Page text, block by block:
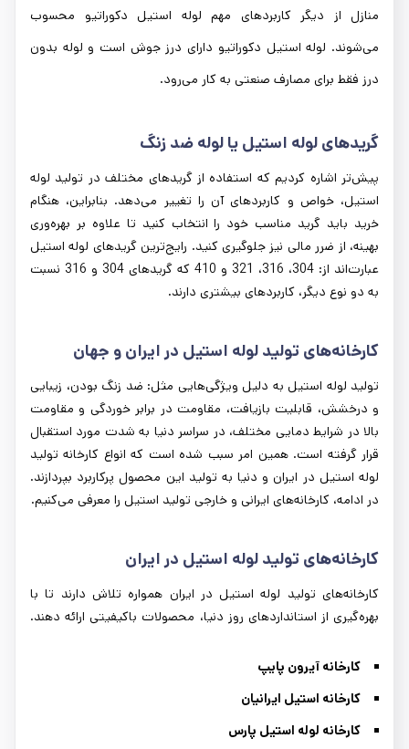
منازل از دیگر کاربردهای مهم لوله استیل دکوراتیو محسوب
می‌شوند. لوله استیل دکوراتیو دارای درز جوش است و لوله بدون
درز فقط برای مصارف صنعتی به کار می‌رود.
گریدهای لوله استیل یا لوله ضد زنگ
پیش‌تر اشاره کردیم که استفاده از گریدهای مختلف در تولید لوله‌
استیل، خواص و کاربردهای آن را تغییر می‌دهد. بنابراین، هنگام
خرید باید گرید مناسب خود را انتخاب کنید تا علاوه بر بهره‌وری
بهینه، از ضرر مالی نیز جلوگیری کنید. رایج‌ترین گریدهای لوله استیل
عبارت‌اند از: 304، 316، 321 و 410 که گریدهای 304 و 316 نسبت
به دو نوع دیگر، کاربردهای بیشتری دارند.
کارخانه‌های تولید لوله استیل در ایران و جهان
تولید لوله استیل به دلیل ویژگی‌هایی مثل: ضد زنگ بودن، زیبایی
و درخشش، قابلیت بازیافت، مقاومت در برابر خوردگی و مقاومت
بالا در شرایط دمایی مختلف، در سراسر دنیا به شدت مورد استقبال
قرار گرفته است. همین امر سبب شده است که انواع کارخانه تولید
لوله استیل در ایران و دنیا به تولید این محصول پرکاربرد بپردازند.
در ادامه، کارخانه‌های ایرانی و خارجی تولید استیل را معرفی می‌کنیم.
کارخانه‌های تولید لوله استیل در ایران
کارخانه‌های تولید لوله استیل در ایران همواره تلاش دارند تا با
بهره‌گیری از استانداردهای روز دنیا، محصولات باکیفیتی ارائه دهند.
کارخانه آیرون پایپ
کارخانه استیل ایرانیان
کارخانه لوله استیل پارس